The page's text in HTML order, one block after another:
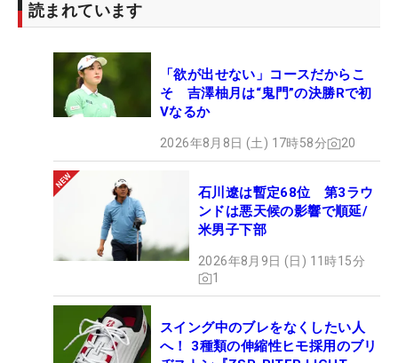
読まれています
「欲が出せない」コースだからこ
そ 吉澤柚月は“鬼門”の決勝Rで初
Vなるか
2026年8月8日 (土) 17時58分 20
石川遼は暫定68位 第3ラウ
ンドは悪天候の影響で順延/
米男子下部
2026年8月9日 (日) 11時15分
1
スイング中のブレをなくしたい人
へ！ 3種類の伸縮性ヒモ採用のブリ